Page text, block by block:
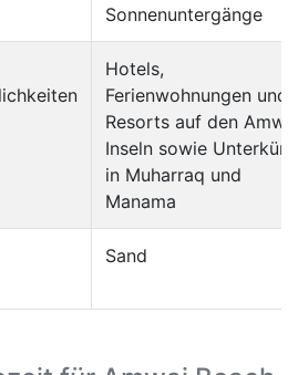
Sonnenuntergänge
Hotels,
Ferienwohnungen und
Resorts auf den
Inseln sowie
in Muharraq und
Manama
Sand